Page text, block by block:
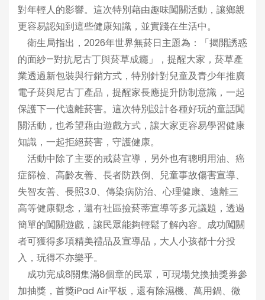
對年輕人的影響。這次特別藉由趣味闖關活動，讓鄉親
更容易認知到這些健康知識，並實踐在生活中。
衛生局指出，2026年世界無菸日主題為：「揭開誘惑
的面紗—對抗尼古丁與菸草成癮」，提醒大家，菸草產
業透過新包裝與行銷方式，特別針對兒童及青少年推廣
電子菸與尼古丁產品，提醒家長應提升防制意識，一起
保護下一代遠離菸害。這次特別設計各種好玩的童話闖
關活動，也希望藉由遊戲方式，讓大家更容易學習健康
知識，一起拒絕菸害，守護健康。
活動中除了主要的戒菸宣導，另外也有聰明用油、癌
症篩檢、高齡友善、長者防跌倒、兒童事故傷害宣導、
失智友善、長照3.0、傳染病防治、心理健康、遠離三
高等健康觀念，還有社區撿菸蒂宣導等多元議題，透過
簡單的闖關遊戲，讓民眾能夠輕鬆了解內容。成功闖關
者可獲得多項精美禮品及宣導品，大人小孩都十分投
入，玩得不亦樂乎。
成功完成8關集滿8個章的民眾，可現場兌換抽獎券參
加抽獎，首獎iPad Air平板，還有除濕機、萬用鍋、微